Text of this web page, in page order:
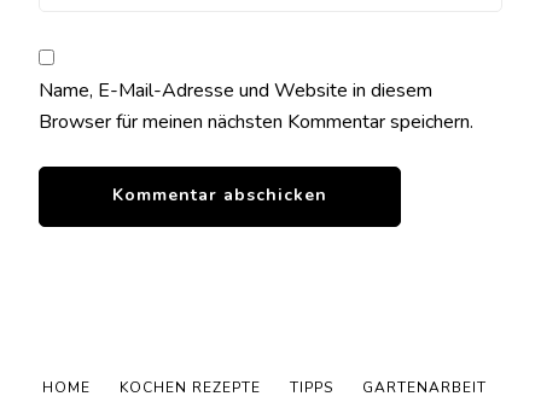
Name, E-Mail-Adresse und Website in diesem
Browser für meinen nächsten Kommentar speichern.
HOME KOCHEN REZEPTE TIPPS GARTENARBEIT